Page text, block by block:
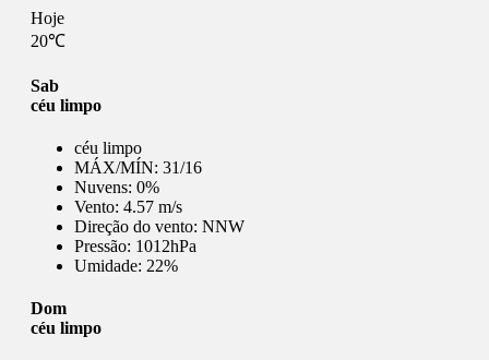
Hoje
20℃
Sab
céu limpo
céu limpo
MÁX/MÍN: 31/16
Nuvens: 0%
Vento: 4.57 m/s
Direção do vento: NNW
Pressão: 1012hPa
Umidade: 22%
Dom
céu limpo